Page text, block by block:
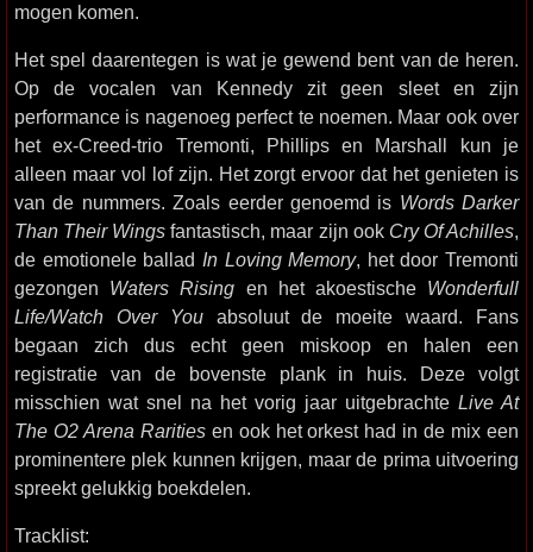
mogen komen.
Het spel daarentegen is wat je gewend bent van de heren.
Op de vocalen van Kennedy zit geen sleet en zijn
performance is nagenoeg perfect te noemen. Maar ook over
het ex-Creed-trio Tremonti, Phillips en Marshall kun je
alleen maar vol lof zijn. Het zorgt ervoor dat het genieten is
van de nummers. Zoals eerder genoemd is Words Darker
Than Their Wings fantastisch, maar zijn ook Cry Of Achilles,
de emotionele ballad In Loving Memory, het door Tremonti
gezongen Waters Rising en het akoestische Wonderfull
Life/Watch Over Youabsoluut de moeite waard. Fans
begaan zich dus echt geen miskoop en halen een
registratie van de bovenste plank in huis. Deze volgt
misschien wat snel na het vorig jaar uitgebrachte Live At
The O2 Arena Raritiesen ook het orkest had in de mix een
prominentere plek kunnen krijgen, maar de prima uitvoering
spreekt gelukkig boekdelen.
Tracklist: